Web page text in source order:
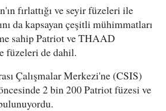
fırlattığı ve seyir füzeleri ile
da kapsayan çeşitli mühimmatları
sahip Patriot ve THAAD
füzeleri de dahil.
Çalışmalar Merkezi'ne (CSIS)
2 bin 200 Patriot füzesi ve